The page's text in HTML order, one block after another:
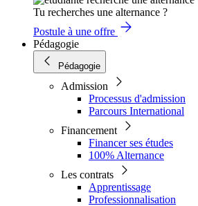
Tu recherches une alternance ?
Postule à une offre
Pédagogie
Pédagogie
Admission
Processus d'admission
Parcours International
Financement
Financer ses études
100% Alternance
Les contrats
Apprentissage
Professionnalisation